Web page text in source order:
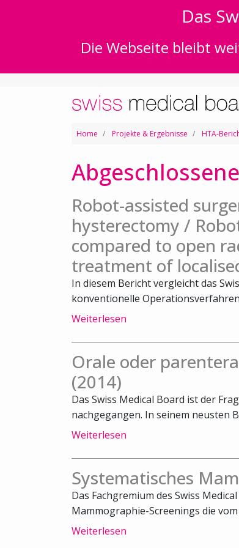
Das
Die Webseite bleibt
Home Projekte & Ergebnisse HTA-
Robot-assisted
hysterectomy /
compared to open
treatment of
In diesem Bericht vergleicht das
konventionelle
Weiterlesen
Orale oder
(2014)
Das Swiss Medical Board ist der
nachgegangen. In seinem neusten
Weiterlesen
Systematisches
Das Fachgremium des Swiss
Mammographie-Screenings die
Weiterlesen